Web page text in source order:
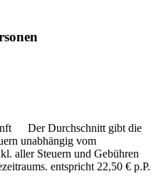
Der Durchschnitt gibt die
unabhängig vom
aller Steuern und Gebühren
entspricht 22,50 € p.P.